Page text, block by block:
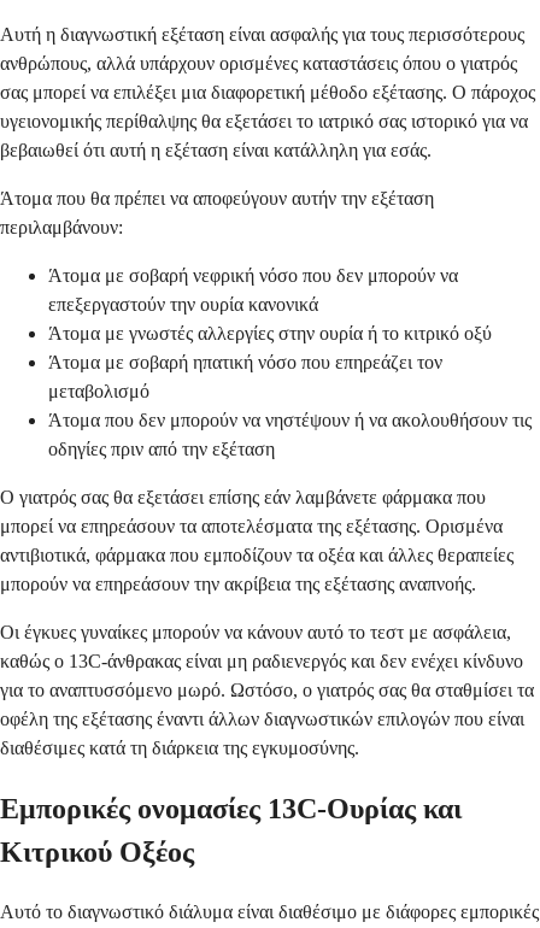
Αυτή η διαγνωστική εξέταση είναι ασφαλής για τους περισσότερους
ανθρώπους, αλλά υπάρχουν ορισμένες καταστάσεις όπου ο γιατρός
σας μπορεί να επιλέξει μια διαφορετική μέθοδο εξέτασης. Ο πάροχος
υγειονομικής περίθαλψης θα εξετάσει το ιατρικό σας ιστορικό για να
βεβαιωθεί ότι αυτή η εξέταση είναι κατάλληλη για εσάς.
Άτομα που θα πρέπει να αποφεύγουν αυτήν την εξέταση
περιλαμβάνουν:
Άτομα με σοβαρή νεφρική νόσο που δεν μπορούν να
επεξεργαστούν την ουρία κανονικά
Άτομα με γνωστές αλλεργίες στην ουρία ή το κιτρικό οξύ
Άτομα με σοβαρή ηπατική νόσο που επηρεάζει τον
μεταβολισμό
Άτομα που δεν μπορούν να νηστέψουν ή να ακολουθήσουν τις
οδηγίες πριν από την εξέταση
Ο γιατρός σας θα εξετάσει επίσης εάν λαμβάνετε φάρμακα που
μπορεί να επηρεάσουν τα αποτελέσματα της εξέτασης. Ορισμένα
αντιβιοτικά, φάρμακα που εμποδίζουν τα οξέα και άλλες θεραπείες
μπορούν να επηρεάσουν την ακρίβεια της εξέτασης αναπνοής.
Οι έγκυες γυναίκες μπορούν να κάνουν αυτό το τεστ με ασφάλεια,
καθώς ο 13C-άνθρακας είναι μη ραδιενεργός και δεν ενέχει κίνδυνο
για το αναπτυσσόμενο μωρό. Ωστόσο, ο γιατρός σας θα σταθμίσει τα
οφέλη της εξέτασης έναντι άλλων διαγνωστικών επιλογών που είναι
διαθέσιμες κατά τη διάρκεια της εγκυμοσύνης.
Εμπορικές ονομασίες 13C-Ουρίας και
Κιτρικού Οξέος
Αυτό το διαγνωστικό διάλυμα είναι διαθέσιμο με διάφορες εμπορικές